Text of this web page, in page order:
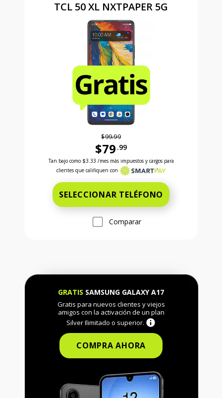
TCL 50 XL NXTPAPER 5G
$99.99
$79 .99
Antes el precio era 99 dollars and 99 cents Ahora
Tan bajo como $3.33 /mes más impuestos y cargos para
clientes que califiquen con
SELECCIONAR TELÉFONO
Comparar
GRATIS SAMSUNG GALAXY A17
Gratis para nuevos clientes y viejos
amigos con la activación de un plan
Silver Ilimitado o superior.
COMPRA AHORA